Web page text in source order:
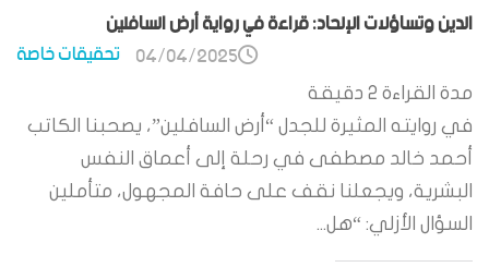
الدين وتساؤلات الإلحاد: قراءة في رواية أرض السافلين
تحقيقات خاصة 04/04/2025
مدة القراءة 2 دقيقة
في روايته المثيرة للجدل “أرض السافلين”، يصحبنا الكاتب
أحمد خالد مصطفى في رحلة إلى أعماق النفس
البشرية، ويجعلنا نقف على حافة المجهول، متأملين
السؤال الأزلي: “هل...